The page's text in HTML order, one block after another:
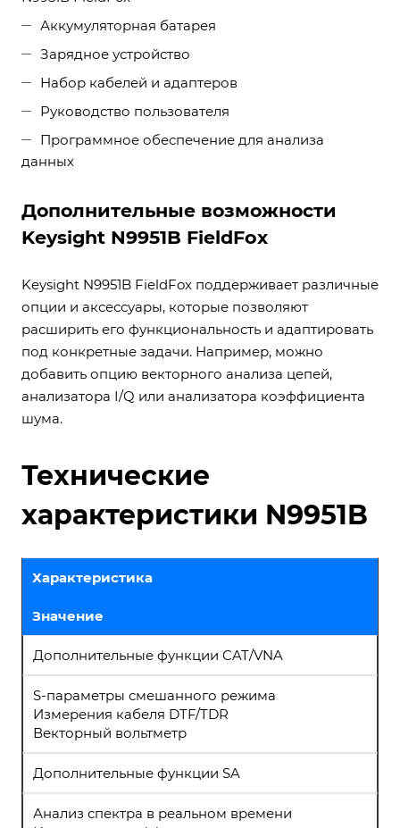
Аккумуляторная батарея
Зарядное устройство
Набор кабелей и адаптеров
Руководство пользователя
Программное обеспечение для анализа
данных
Дополнительные возможности
Keysight N9951B FieldFox
Keysight N9951B FieldFox поддерживает различные
опции и аксессуары, которые позволяют
расширить его функциональность и адаптировать
под конкретные задачи. Например, можно
добавить опцию векторного анализа цепей,
анализатора I/Q или анализатора коэффициента
шума.
Технические
характеристики N9951B
Характеристика
Значение
Дополнительные функции CAT/VNA
S-параметры смешанного режима
Измерения кабеля DTF/TDR
Векторный вольтметр
Дополнительные функции SA
Анализ спектра в реальном времени